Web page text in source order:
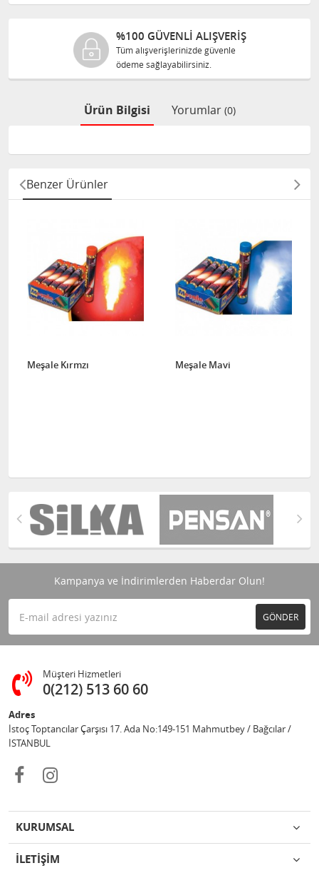
%100 GÜVENLİ ALIŞVERİŞ
Tüm alışverişlerinizde güvenle
ödeme sağlayabilirsiniz.
Ürün Bilgisi Yorumlar (0)
Benzer Ürünler
Meşale Kırmzı Meşale Mavi
Kampanya ve İndirimlerden Haberdar Olun!
GÖNDER
Müşteri Hizmetleri
0(212) 513 60 60
Adres
İstoç Toptancılar Çarşısı 17. Ada No:149-151 Mahmutbey / Bağcılar /
İSTANBUL
KURUMSAL
İLETİŞİM